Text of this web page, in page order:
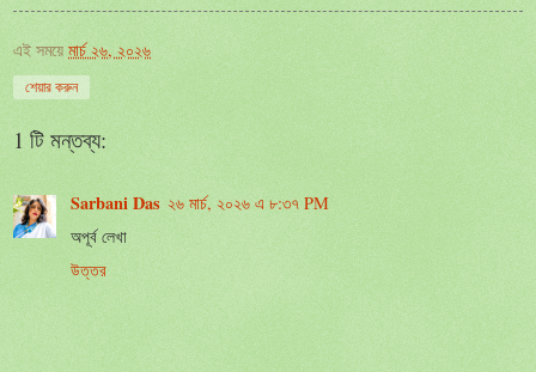
এই সময়ে মার্চ ২৬, ২০২৬
শেয়ার করুন
1 টি মন্তব্য:
Sarbani Das ২৬ মার্চ, ২০২৬ এ ৮:৩৭ PM
অপূর্ব লেখা
উত্তর